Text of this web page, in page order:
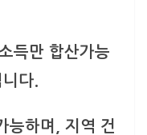
득만 합산가능
다.
능하며, 지역 건